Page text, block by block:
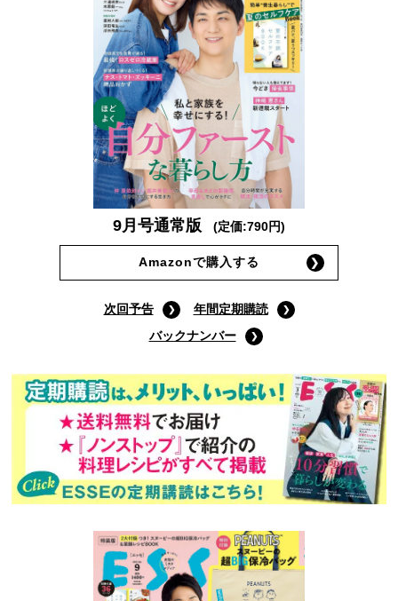
9月号通常版 (定価:790円)
Amazonで購入する
次回予告
年間定期購読
バックナンバー